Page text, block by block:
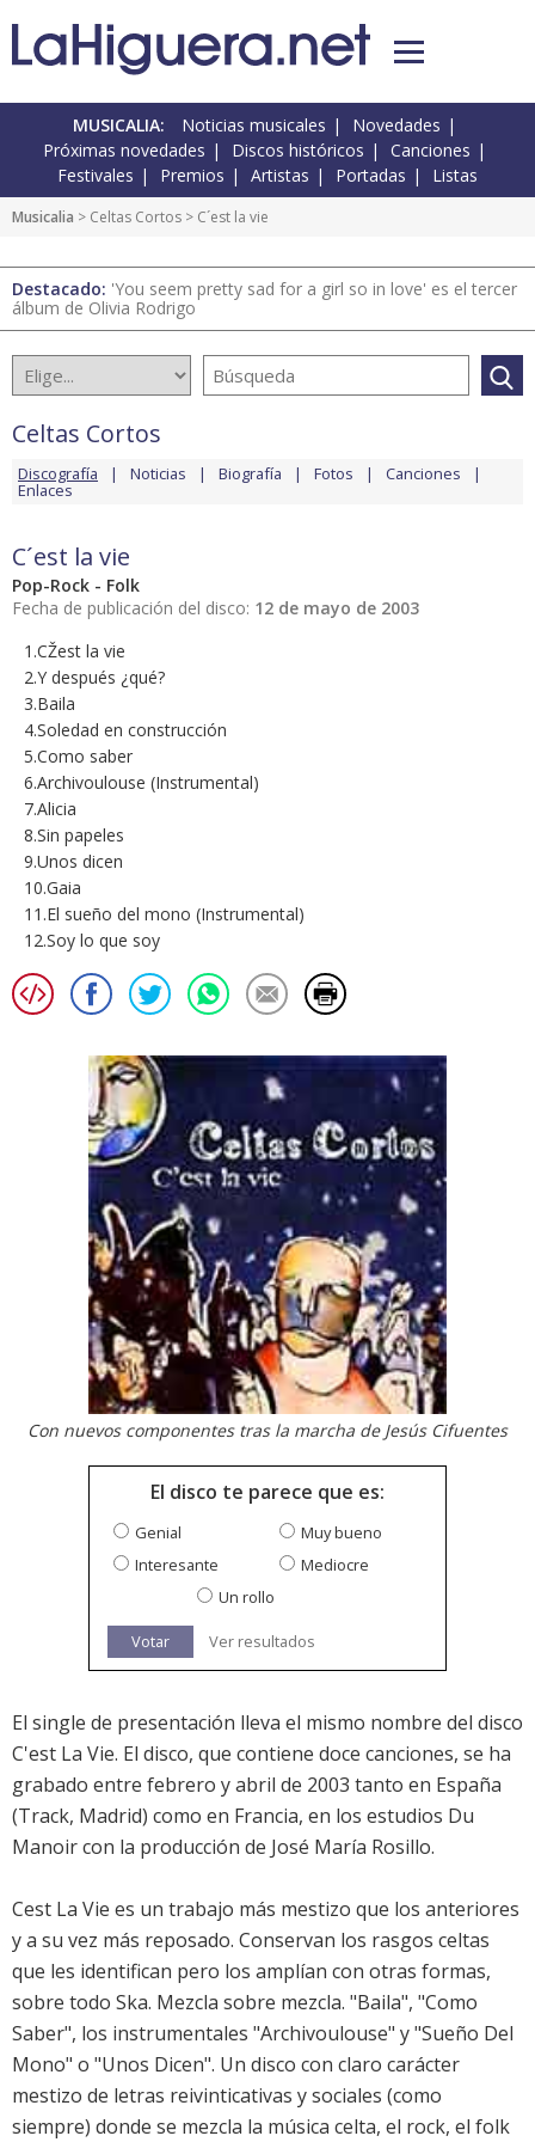
MUSICALIA: Noticias musicales
Novedades
Próximas novedades
Discos históricos
Canciones
Festivales
Premios Artistas Portadas Listas
Musicalia > Celtas Cortos > C´est la vie
Destacado: 'You seem pretty sad for a girl so in love' es el tercer
álbum de Olivia Rodrigo
Celtas Cortos
Discografía Noticias Biografía Fotos Canciones
Enlaces
C´est la vie
Pop-Rock - Folk
Fecha de publicación del disco: 12 de mayo de 2003
1.CŽest la vie
2.Y después ¿qué?
3.Baila
4.Soledad en construcción
5.Como saber
6.Archivoulouse (Instrumental)
7.Alicia
8.Sin papeles
9.Unos dicen
10.Gaia
11.El sueño del mono (Instrumental)
12.Soy lo que soy
Con nuevos componentes tras la marcha de Jesús Cifuentes
El disco te parece que es:
Genial
Muy bueno
Interesante
Mediocre
Un rollo
Votar Ver resultados
El single de presentación lleva el mismo nombre del disco
C'est La Vie. El disco, que contiene doce canciones, se ha
grabado entre febrero y abril de 2003 tanto en España
(Track, Madrid) como en Francia, en los estudios Du
Manoir con la producción de José María Rosillo.
Cest La Vie es un trabajo más mestizo que los anteriores
y a su vez más reposado. Conservan los rasgos celtas
que les identifican pero los amplían con otras formas,
sobre todo Ska. Mezcla sobre mezcla. "Baila", "Como
Saber", los instrumentales "Archivoulouse" y "Sueño Del
Mono" o "Unos Dicen". Un disco con claro carácter
mestizo de letras reivinticativas y sociales (como
siempre) donde se mezcla la música celta, el rock, el folk